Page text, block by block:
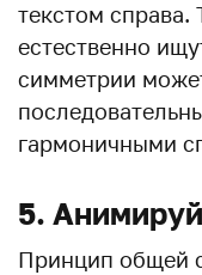
текстом справа.
естественно
симметрии
гармоничными
5.
Принцип общей